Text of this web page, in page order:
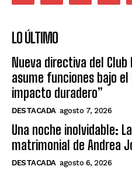
LO ÚLTIMO
Nueva directiva del
asume funciones bajo el
impacto duradero”
DESTACADA agosto 7, 2026
Una noche inolvidable:
matrimonial de Andrea
DESTACADA agosto 6, 2026